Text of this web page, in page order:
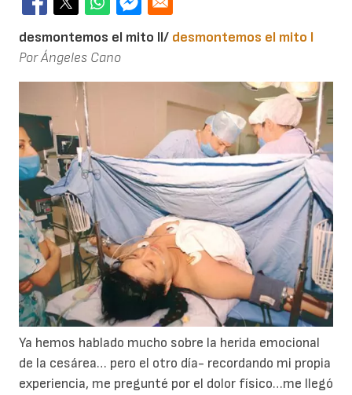
desmontemos el mito II/ desmontemos el mito I
Por Ángeles Cano
Ya hemos hablado mucho sobre la herida emocional
de la cesárea… pero el otro día- recordando mi propia
experiencia, me pregunté por el dolor físico…me llegó